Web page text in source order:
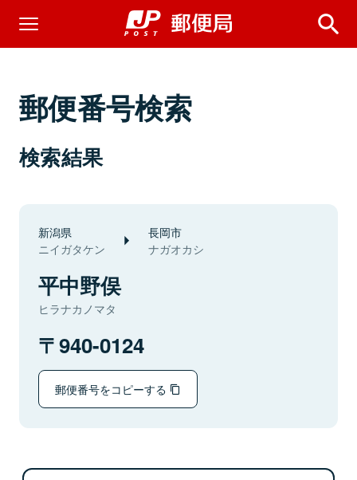
郵便番号検索
検索結果
新潟県
ニイガタケン
長岡市
ナガオカシ
平中野俣
ヒラナカノマタ
940-0124
郵便番号をコピーする